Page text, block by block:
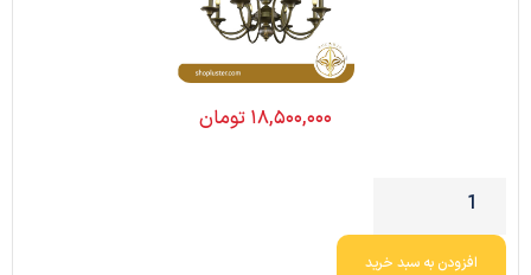
۱۸,۵۰۰,۰۰۰ تومان
افزودن به سبد خرید